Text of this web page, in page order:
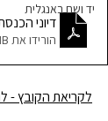
יד ושם באנגלית
דיוני
הורידו את PDF • 1.44MB
לקריאת הקובץ -